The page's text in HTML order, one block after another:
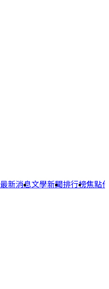
最新消息文學新聞排行榜焦點